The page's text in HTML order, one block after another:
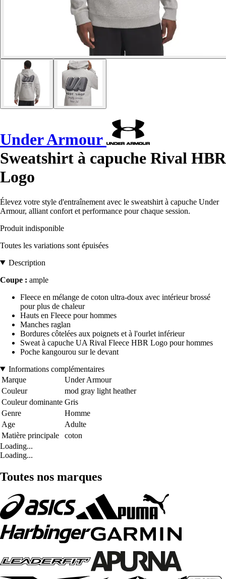
Under Armour
Sweatshirt à capuche Rival HBR
Logo
Élevez votre style d'entraînement avec le sweatshirt à capuche Under
Armour, alliant confort et performance pour chaque session.
Produit indisponible
Toutes les variations sont épuisées
Description
Coupe : ample
Fleece en mélange de coton ultra-doux avec intérieur brossé
pour plus de chaleur
Hauts en Fleece pour hommes
Manches raglan
Bordures côtelées aux poignets et à l'ourlet inférieur
Sweat à capuche UA Rival Fleece HBR Logo pour hommes
Poche kangourou sur le devant
Informations complémentaires
Marque
Under Armour
Couleur
mod gray light heather
Couleur dominante Gris
Genre
Homme
Age
Adulte
Matière principale
coton
Loading...
Loading...
Toutes nos marques